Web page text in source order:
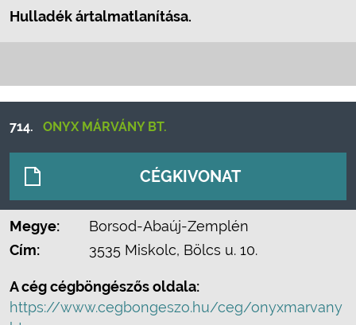
Hulladék ártalmatlanítása.
714. ONYX MÁRVÁNY BT.
CÉGKIVONAT
Megye:
Borsod-Abaúj-Zemplén
Cím:
3535 Miskolc, Bölcs u. 10.
A cég cégböngészős oldala:
https://www.cegbongeszo.hu/ceg/onyxmarvany